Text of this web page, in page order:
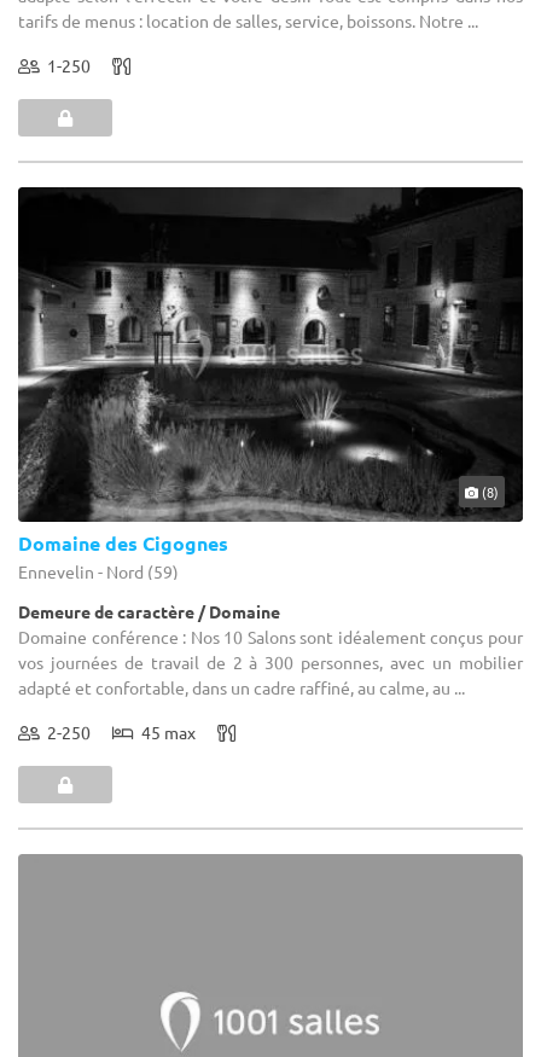
tarifs de menus : location de salles, service, boissons. Notre ...
1-250
(8)
Domaine des Cigognes
Ennevelin - Nord (59)
Demeure de caractère / Domaine
Domaine conférence : Nos 10 Salons sont idéalement conçus pour
vos journées de travail de 2 à 300 personnes, avec un mobilier
adapté et confortable, dans un cadre raffiné, au calme, au ...
2-250 45 max